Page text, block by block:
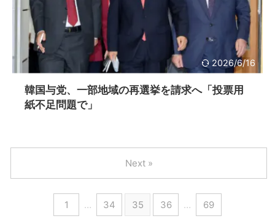
2026/6/16
韓国与党、一部地域の再選挙を請求へ「投票用
紙不足問題で」
1 … 34 35 36 … 69
Next »